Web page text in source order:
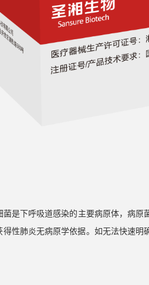
是下呼吸道感染的主要病原体，病原
性肺炎无病原学依据。如无法快速